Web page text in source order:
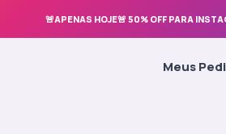
🚨APENAS HOJE🚨 50% OFF PARA
Meus